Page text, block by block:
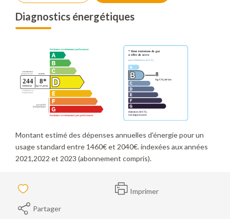
Diagnostics énergétiques
Montant estimé des dépenses annuelles d'énergie pour un
usage standard entre 1460€ et 2040€. indexées aux années
2021,2022 et 2023 (abonnement compris).
Imprimer
Partager